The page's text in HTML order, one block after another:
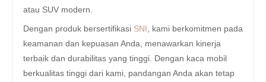
atau SUV modern.
Dengan produk bersertifikasi SNI
, kami berkomitmen pada
keamanan dan kepuasan Anda, menawarkan kinerja
terbaik dan durabilitas yang tinggi. Dengan kaca mobil
berkualitas tinggi dari kami, pandangan Anda akan tetap